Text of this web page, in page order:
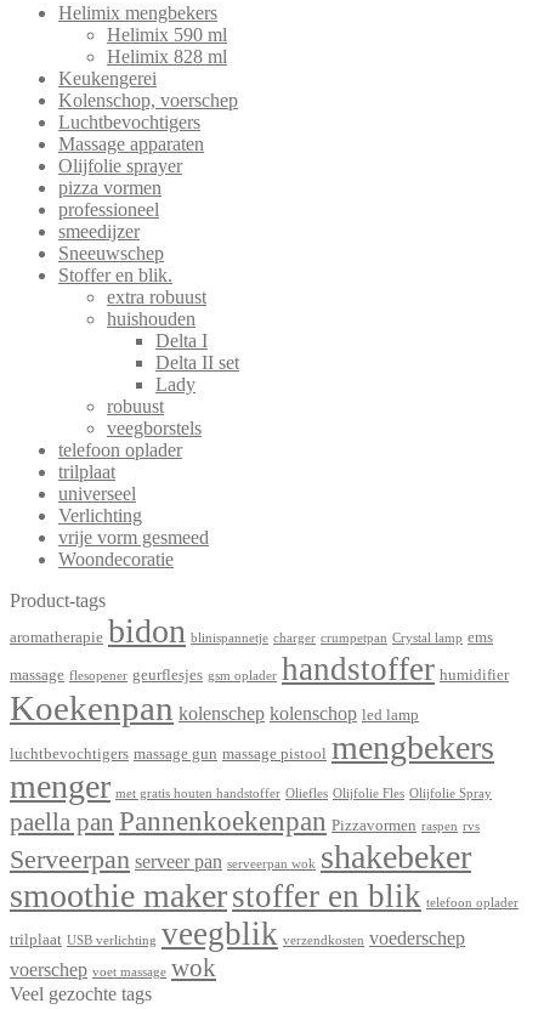
Helimix mengbekers
Helimix 590 ml
Helimix 828 ml
Keukengerei
Kolenschop, voerschep
Luchtbevochtigers
Massage apparaten
Olijfolie sprayer
pizza vormen
professioneel
smeedijzer
Sneeuwschep
Stoffer en blik.
extra robuust
huishouden
Delta I
Delta II set
Lady
robuust
veegborstels
telefoon oplader
trilplaat
universeel
Verlichting
vrije vorm gesmeed
Woondecoratie
Product-tags
aromatherapie bidon blinispannetje charger crumpetpan Crystal lamp ems
massage flesopener geurflesjes gsm oplader handstoffer humidifier
Koekenpan kolenschep kolenschop led lamp
luchtbevochtigers massage gun massage pistool mengbekers
menger met gratis houten handstoffer Oliefles Olijfolie Fles Olijfolie Spray
paella pan Pannenkoekenpan Pizzavormen raspen rvs
Serveerpan serveer pan serveerpan wok shakebeker
smoothie makerstoffer en blik telefoon oplader
trilplaat USB verlichting veegblik verzendkosten voederschep
voerschep voet massage wok
Veel gezochte tags